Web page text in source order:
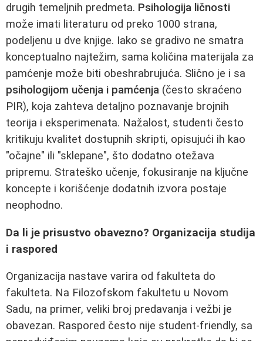
drugih temeljnih predmeta. Psihologija ličnosti
može imati literaturu od preko 1000 strana,
podeljenu u dve knjige. Iako se gradivo ne smatra
konceptualno najtežim, sama količina materijala za
pamćenje može biti obeshrabrujuća. Slično je i sa
psihologijom učenja i pamćenja (često skraćeno
PIR), koja zahteva detaljno poznavanje brojnih
teorija i eksperimenata. Nažalost, studenti često
kritikuju kvalitet dostupnih skripti, opisujući ih kao
"očajne" ili "sklepane", što dodatno otežava
pripremu. Strateško učenje, fokusiranje na ključne
koncepte i korišćenje dodatnih izvora postaje
neophodno.
Da li je prisustvo obavezno? Organizacija studija
i raspored
Organizacija nastave varira od fakulteta do
fakulteta. Na Filozofskom fakultetu u Novom
Sadu, na primer, veliki broj predavanja i vežbi je
obavezan. Raspored često nije student-friendly, sa